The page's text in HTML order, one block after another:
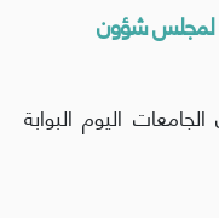
لمجلس شؤون
اليوم البوابة